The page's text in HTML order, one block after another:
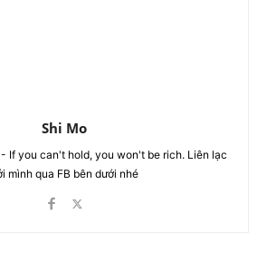
Shi Mo
- If you can't hold, you won't be rich. Liên lạc
mình qua FB bên dưới nhé